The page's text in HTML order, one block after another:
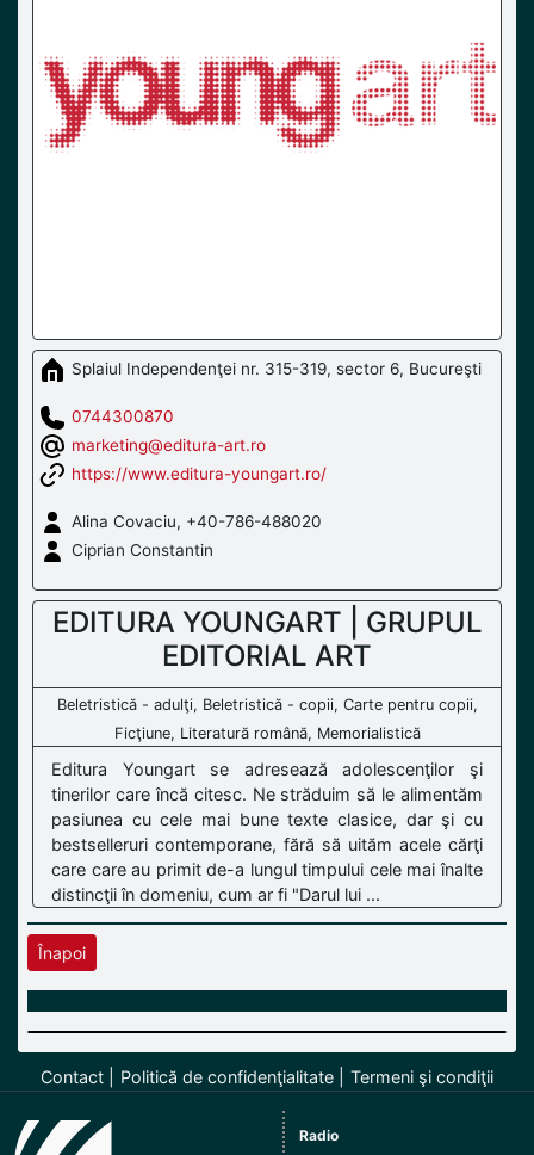
Splaiul Independenţei nr. 315-319, sector 6, Bucureşti
0744300870
marketing@editura-art.ro
https://www.editura-youngart.ro/
Alina Covaciu, +40-786-488020
Ciprian Constantin
EDITURA YOUNGART | GRUPUL
EDITORIAL ART
Beletristică - adulţi, Beletristică - copii, Carte pentru copii,
Ficţiune, Literatură română, Memorialistică
Editura Youngart se adresează adolescenţilor şi
tinerilor care încă citesc. Ne străduim să le alimentăm
pasiunea cu cele mai bune texte clasice, dar şi cu
bestselleruri contemporane, fără să uităm acele cărţi
care care au primit de-a lungul timpului cele mai înalte
distincţii în domeniu, cum ar fi "Darul lui ...
Înapoi
Contact Politică de confidenţialitate Termeni şi condiţii
Radio